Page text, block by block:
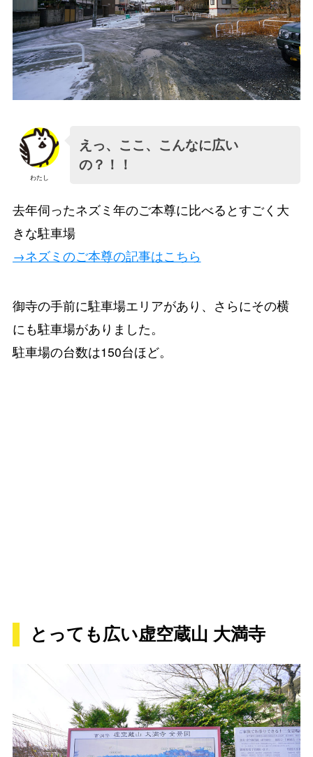
わたし
えっ、ここ、こんなに広い
の？！！
去年伺ったネズミ年のご本尊に比べるとすごく大
きな駐車場
→ネズミのご本尊の記事はこちら
御寺の手前に駐車場エリアがあり、さらにその横
にも駐車場がありました。
駐車場の台数は150台ほど。
とっても広い虚空蔵山 大満寺